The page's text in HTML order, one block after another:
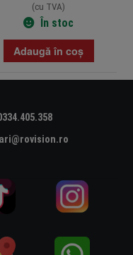
(cu TVA)
În stoc
Adaugă în coș